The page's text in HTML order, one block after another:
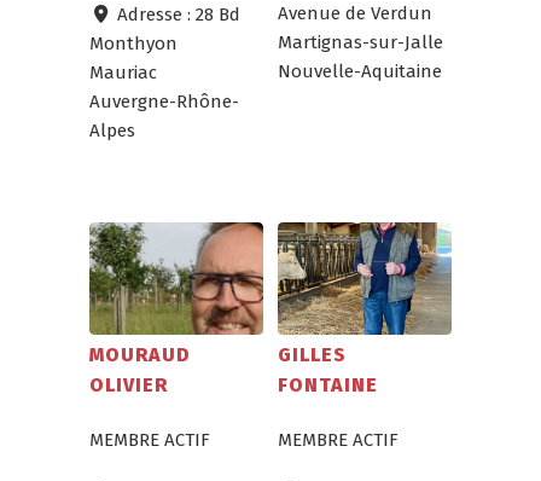
Adresse : 28 Bd
Monthyon
Mauriac
Auvergne-Rhône-
Alpes
Avenue de Verdun
Martignas-sur-Jalle
Nouvelle-Aquitaine
MOURAUD
OLIVIER
MEMBRE ACTIF
GILLES
FONTAINE
MEMBRE ACTIF